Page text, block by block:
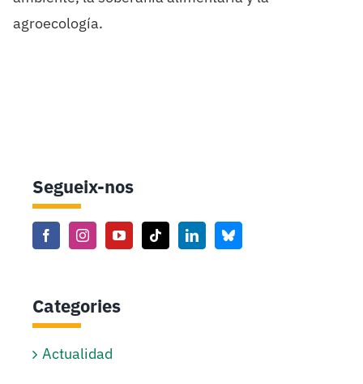
agroecología.
Segueix-nos
Categories
Actualidad